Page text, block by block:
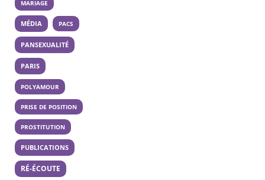
MARIAGE
MÉDIA PACS
PANSEXUALITÉ
PARIS
POLYAMOUR
PRISE DE POSITION
PROSTITUTION
PUBLICATIONS
RÉ-ÉCOUTE